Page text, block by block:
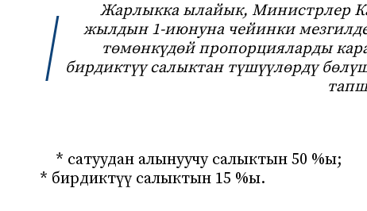
Жарлыкка ылайык, Министрлер
жылдын 1-июнуна чейинки
төмөнкүдөй пропорцияларды
бирдиктүү салыктан түшүүлөрдү
* сатуудан алынуучу салыктын 50 %ы;
* бирдиктүү салыктын 15 %ы.